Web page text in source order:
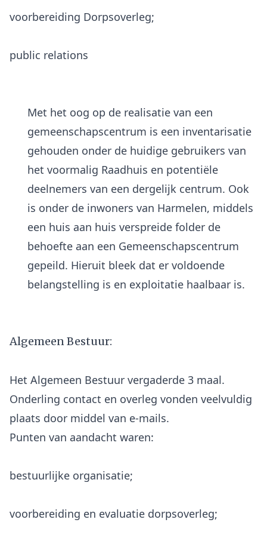
voorbereiding Dorpsoverleg;
public relations
Met het oog op de realisatie van een
gemeenschapscentrum is een inventarisatie
gehouden onder de huidige gebruikers van
het voormalig Raadhuis en potentiële
deelnemers van een dergelijk centrum. Ook
is onder de inwoners van Harmelen, middels
een huis aan huis verspreide folder de
behoefte aan een Gemeenschapscentrum
gepeild. Hieruit bleek dat er voldoende
belangstelling is en exploitatie haalbaar is.
Algemeen Bestuur:
Het Algemeen Bestuur vergaderde 3 maal.
Onderling contact en overleg vonden veelvuldig
plaats door middel van e-mails.
bestuurlijke organisatie;
voorbereiding en evaluatie dorpsoverleg;